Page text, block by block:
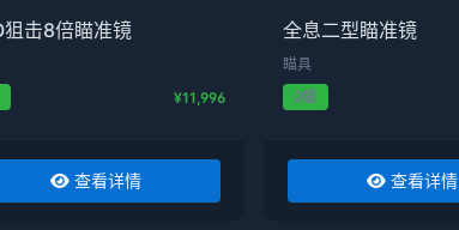
狙击8倍瞄准镜
¥11,996
查看详情
全息二型瞄准镜
瞄具
2级
查看详情